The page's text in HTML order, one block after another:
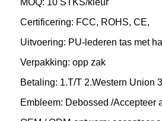
MOQ: 10 STKS/kleur
Certificering: FCC, ROHS, CE,
Uitvoering: PU-lederen tas met
Verpakking: opp zak
Betaling: 1.T/T 2.Western Union
Embleem: Debossed /Accepteer